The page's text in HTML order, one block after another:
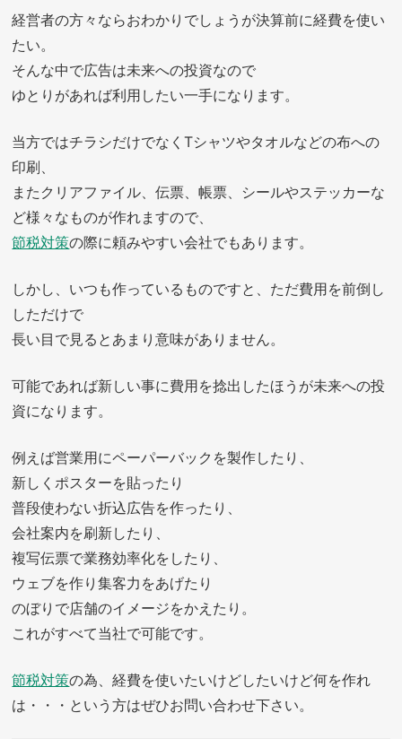
経営者の方々ならおわかりでしょうが決算前に経費を使い
たい。
そんな中で広告は未来への投資なので
ゆとりがあれば利用したい一手になります。
当方ではチラシだけでなくTシャツやタオルなどの布への
印刷、
またクリアファイル、伝票、帳票、シールやステッカーな
ど様々なものが作れますので、
節税対策の際に頼みやすい会社でもあります。
しかし、いつも作っているものですと、ただ費用を前倒し
しただけで
長い目で見るとあまり意味がありません。
可能であれば新しい事に費用を捻出したほうが未来への投
資になります。
例えば営業用にペーパーバックを製作したり、
新しくポスターを貼ったり
普段使わない折込広告を作ったり、
会社案内を刷新したり、
複写伝票で業務効率化をしたり、
ウェブを作り集客力をあげたり
のぼりで店舗のイメージをかえたり。
これがすべて当社で可能です。
節税対策の為、経費を使いたいけどしたいけど何を作れ
は・・・という方はぜひお問い合わせ下さい。